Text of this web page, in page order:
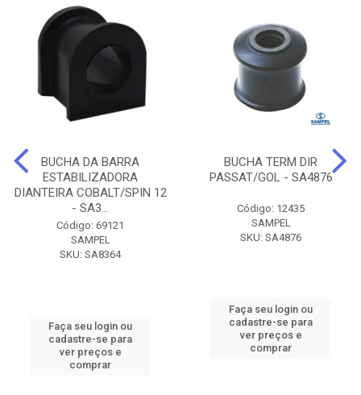
BUCHA DA BARRA
ESTABILIZADORA
DIANTEIRA COBALT/SPIN 12
- SA3...
Código: 69121
SAMPEL
SKU: SA8364
Faça seu login ou
cadastre-se para
ver preços e
comprar
BUCHA TERM DIR
PASSAT/GOL - SA4876
Código: 12435
SAMPEL
SKU: SA4876
Faça seu login ou
cadastre-se para
ver preços e
comprar